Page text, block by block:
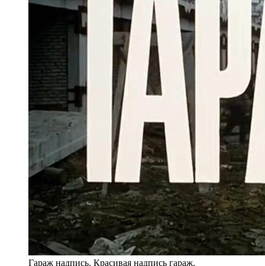
Гараж надпись. Красивая надпись гараж.